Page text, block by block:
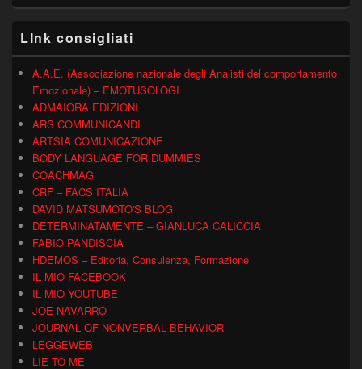
LInk consigliati
A.A.E. (Associazione nazionale degli Analisti del comportamento
Emozionale) – EMOTUSOLOGI
ADMAIORA EDIZIONI
ARS COMMUNICANDI
ARTSIA COMUNICAZIONE
BODY LANGUAGE FOR DUMMIES
COACHMAG
CRF – FACS ITALIA
DAVID MATSUMOTO'S BLOG
DETERMINATAMENTE – GIANLUCA CALICCIA
FABIO PANDISCIA
HDEMOS – Editoria, Consulenza, Formazione
IL MIO FACEBOOK
IL MIO YOUTUBE
JOE NAVARRO
JOURNAL OF NONVERBAL BEHAVIOR
LEGGEWEB
LIE TO ME